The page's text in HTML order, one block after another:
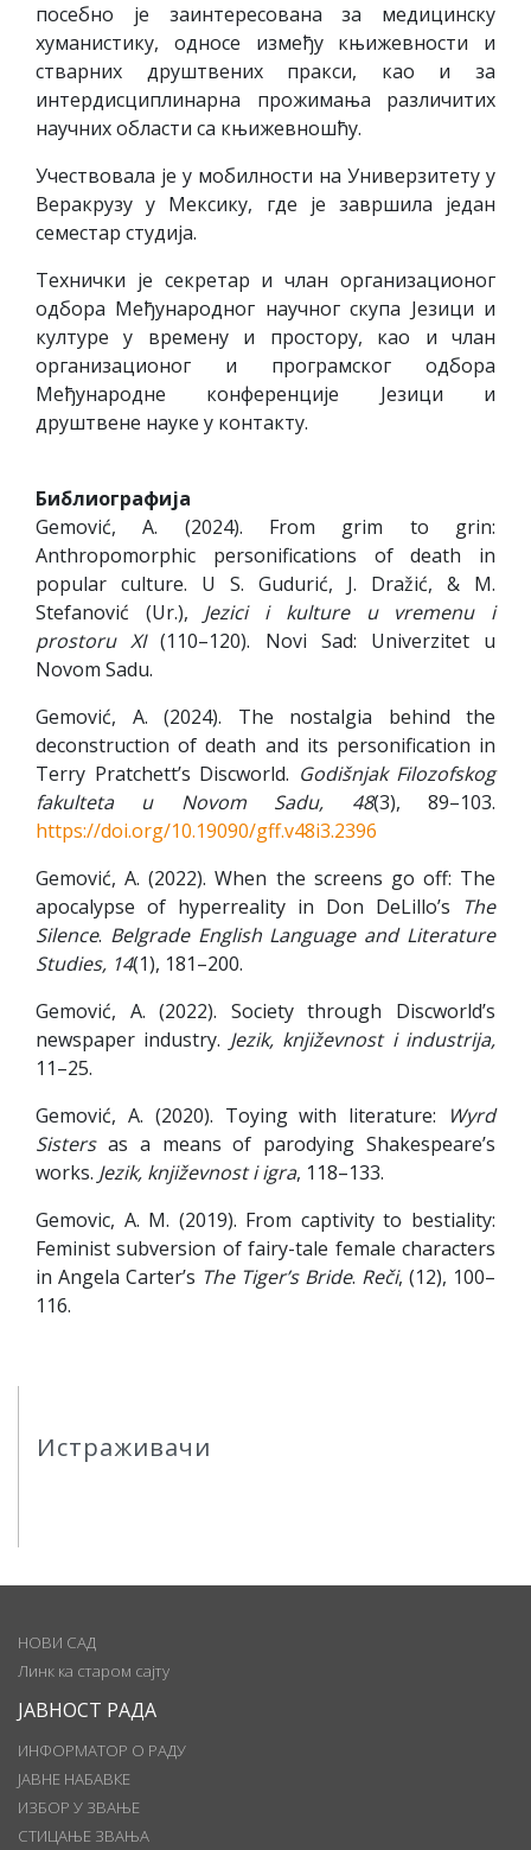
Истраживачи
посебно је заинтересована за медицинску
хуманистику, односе између књижевности и
стварних друштвених пракси, као и за
интердисциплинарна прожимања различитих
научних области са књижевношћу.
Учествовала је у мобилности на Универзитету у
Веракрузу у Мексику, где је завршила један
семестар студија.
Технички је секретар и члан организационог
одбора Међународног научног скупа Језици и
културе у времену и простору, као и члан
организационог и програмског одбора
Међународне конференције Језици и
друштвене науке у контакту.
Библиографија
Gemović, A. (2024). From grim to grin:
Anthropomorphic personifications of death in
popular culture. U S. Gudurić, J. Dražić, & M.
Stefanović (Ur.), Jezici i kulture u vremenu i
prostoru XI(110–120). Novi Sad: Univerzitet u
Novom Sadu.
Gemović, A. (2024). The nostalgia behind the
deconstruction of death and its personification in
Terry Pratchett’s Discworld. Godišnjak Filozofskog
fakulteta u Novom Sadu, 48(3), 89–103.
https://doi.org/10.19090/gff.v48i3.2396
Gemović, A. (2022). When the screens go off: The
apocalypse of hyperreality in Don DeLillo’s The
Silence. Belgrade English Language and Literature
Studies, 14(1), 181–200.
Gemović, A. (2022). Society through Discworld’s
newspaper industry. Jezik, književnost i industrija,
11–25.
Gemović, A. (2020). Toying with literature:
Wyrd
Sistersas a means of parodying Shakespeare’s
works. Jezik, književnost i igra, 118–133.
Gemovic, A. M. (2019). From captivity to bestiality:
Feminist subversion of fairy-tale female characters
in Angela Carter’s The Tiger’s Bride. Reči, (12), 100–
116.
НОВИ САД
Линк ка старом сајту
ЈАВНОСТ РАДА
ИНФОРМАТОР О РАДУ
ЈАВНЕ НАБАВКЕ
ИЗБОР У ЗВАЊЕ
СТИЦАЊЕ ЗВАЊА